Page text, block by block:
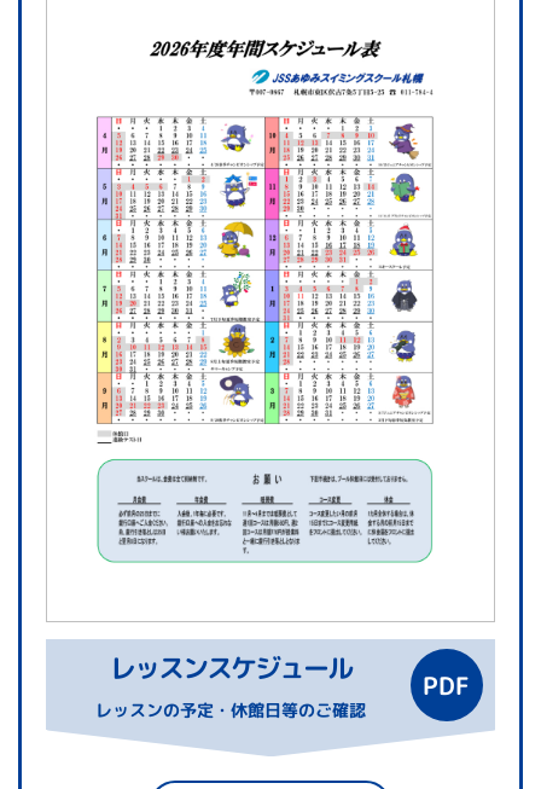
レッスンスケジュール
レッスンの予定・休館日等のご確認